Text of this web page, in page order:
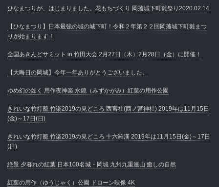
ひなまつりが、はじまりました。花もちづくり 岡藩城下町雛祭り2020.02.14
【ひなまつり】日本最強の城の城下町！令和２年第２２回岡藩城下町雛まつ
りが始まります！
全国あきんどサミット in 竹田大会 2月27日（木）2月28日（金）に開催！
【大晦日の岡城】今年一年ありがとうございました。
ゆめ幻の如く 用作夜神楽 水鏡（みずかがみ）紅葉の用作公園
きれいな竹灯籠 竹楽2019の見どころ 西宮社(西ノ宮神社) 2019年は11月15日
(金)～17日(日)
きれいな竹灯籠 竹楽2019の見どころ 十六羅漢 2019年は11月15日(金)～17日
(日)
絶景 夕暮れの紅葉 日本100名城・岡城 九州九重連山 癒しの自然
紅葉の用作（ゆうじゃく）公園 ドローン映像 4K